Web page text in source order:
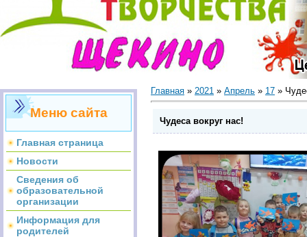
Меню сайта
Главная страница
Новости
Сведения об
образовательной
организации
Информация для
родителей
Главная » 2021 » Апрель » 17 »
Чудеса вокруг нас!